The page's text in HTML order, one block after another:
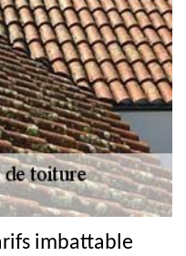
imbattable